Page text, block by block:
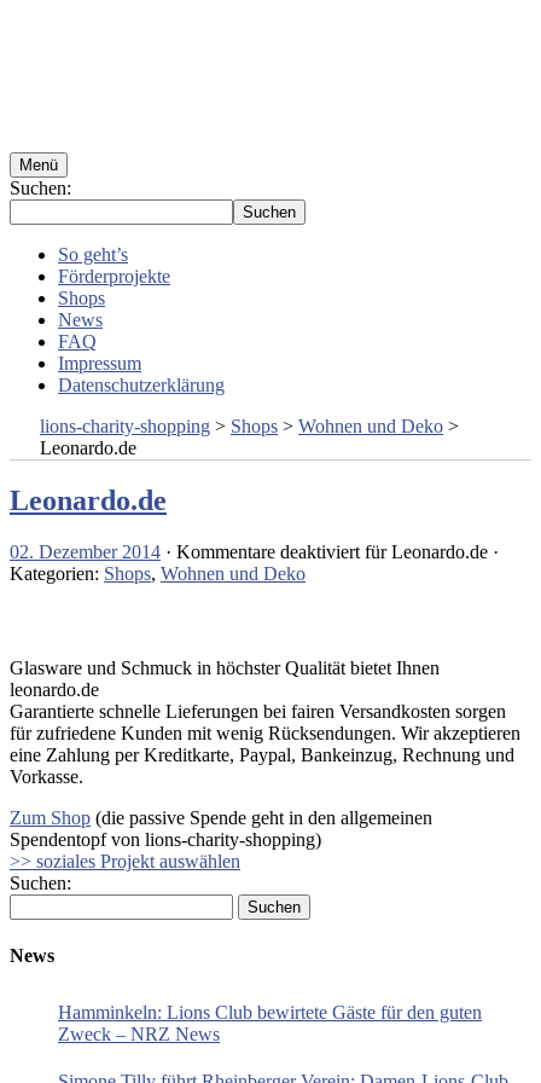
Menü
Suchen:
So geht’s
Förderprojekte
Shops
News
FAQ
Impressum
Datenschutzerklärung
lions-charity-shopping > Shops > Wohnen und Deko >
Leonardo.de
Leonardo.de
02. Dezember 2014 · Kommentare deaktiviert für Leonardo.de ·
Kategorien: Shops, Wohnen und Deko
Glasware und Schmuck in höchster Qualität bietet Ihnen
leonardo.de
Garantierte schnelle Lieferungen bei fairen Versandkosten sorgen
für zufriedene Kunden mit wenig Rücksendungen. Wir akzeptieren
eine Zahlung per Kreditkarte, Paypal, Bankeinzug, Rechnung und
Vorkasse.
Zum Shop (die passive Spende geht in den allgemeinen
Spendentopf von lions-charity-shopping)
>> soziales Projekt auswählen
Suchen:
News
Hamminkeln: Lions Club bewirtete Gäste für den guten
Zweck – NRZ News